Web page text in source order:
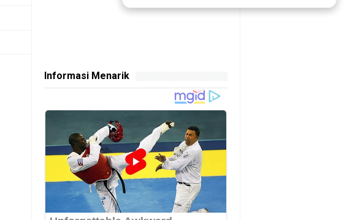
Informasi Menarik